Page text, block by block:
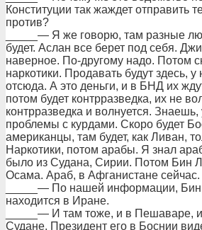
Конституции так жаждет отправить
против?
_____— Я же говорю, там разные
будет. Аслан все берет под себя.
наверное. По-другому надо. Потом
наркотики. Продавать будут здесь,
отсюда. А это деньги, и в БНД их
потом будет контрразведка, их не
контрразведка и волнуется. Знаешь,
проблемы с курдами. Скоро будет
американцы, там будет, как Ливан,
Наркотики, потом арабы. Я знал
было из Судана, Сирии. Потом Бин
Осама. Араб, в Афганистане сейчас.
_____— По нашей информации, Бин
находится в Иране.
_____— И там тоже, и в Пешаваре,
Судане. Президент его в Боснии